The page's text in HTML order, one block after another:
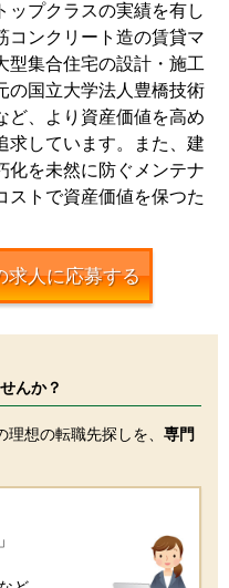
ップクラスの実績を有し
コンクリート造の賃貸マ
型集合住宅の設計・施工
の国立大学法人豊橋技術
ど、より資産価値を高め
求しています。また、建
化を未然に防ぐメンテナ
ストで資産価値を保つた
求人に応募する
んか？
想の転職先探しを、 専門